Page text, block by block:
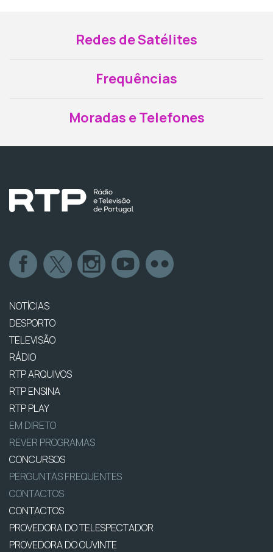
Redes de Satélites
Frequências
Moradas e Telefones
NOTÍCIAS
DESPORTO
TELEVISÃO
RÁDIO
RTP ARQUIVOS
RTP ENSINA
RTP PLAY
EM DIRETO
REVER PROGRAMAS
CONCURSOS
PERGUNTAS FREQUENTES
CONTACTOS
CONTACTOS
PROVEDORA DO TELESPECTADOR
PROVEDORA DO OUVINTE